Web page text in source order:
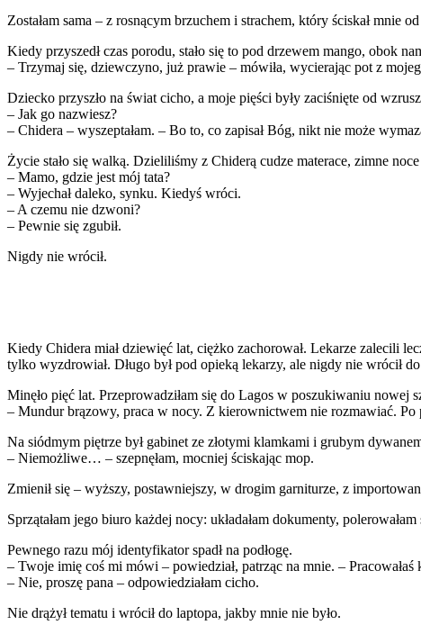
Zostałam sama – z rosnącym brzuchem i strachem, który ściskał mnie
Kiedy przyszedł czas porodu, stało się to pod drzewem mango, obok
– Trzymaj się, dziewczyno, już prawie – mówiła, wycierając pot z
Dziecko przyszło na świat cicho, a moje pięści były zaciśnięte od
– Jak go nazwiesz?
– Chidera – wyszeptałam. – Bo to, co zapisał Bóg, nikt nie może
Życie stało się walką. Dzieliliśmy z Chiderą cudze materace, zimne
– Mamo, gdzie jest mój tata?
– Wyjechał daleko, synku. Kiedyś wróci.
– A czemu nie dzwoni?
– Pewnie się zgubił.
Nigdy nie wrócił.
Kiedy Chidera miał dziewięć lat, ciężko zachorował. Lekarze zalecili
tylko wyzdrowiał. Długo był pod opieką lekarzy, ale nigdy nie wrócił
Minęło pięć lat. Przeprowadziłam się do Lagos w poszukiwaniu nowej
– Mundur brązowy, praca w nocy. Z kierownictwem nie rozmawiać. Po
Na siódmym piętrze był gabinet ze złotymi klamkami i grubym
– Niemożliwe… – szepnęłam, mocniej ściskając mop.
Zmienił się – wyższy, postawniejszy, w drogim garniturze, z
Sprzątałam jego biuro każdej nocy: układałam dokumenty,
Pewnego razu mój identyfikator spadł na podłogę.
– Twoje imię coś mi mówi – powiedział, patrząc na mnie. –
– Nie, proszę pana – odpowiedziałam cicho.
Nie drążył tematu i wrócił do laptopa, jakby mnie nie było.